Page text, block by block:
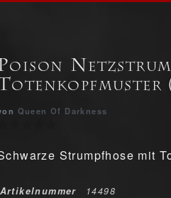
Queen Of Darkness
Strumpfhose mit
Artikelnummer 14498